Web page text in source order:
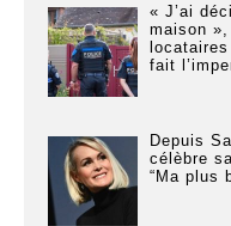
« J’ai
maison
fait
Depuis
célèbre
“Ma plus